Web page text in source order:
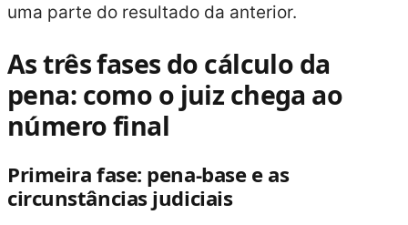
uma parte do resultado da anterior.
As três fases do cálculo da
pena: como o juiz chega ao
número final
Primeira fase: pena-base e as
circunstâncias judiciais